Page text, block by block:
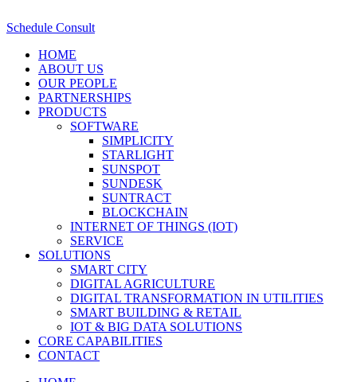
Schedule Consult
HOME
ABOUT US
OUR PEOPLE
PARTNERSHIPS
PRODUCTS
SOFTWARE
SIMPLICITY
STARLIGHT
SUNSPOT
SUNDESK
SUNTRACT
BLOCKCHAIN
INTERNET OF THINGS (IOT)
SERVICE
SOLUTIONS
SMART CITY
DIGITAL AGRICULTURE
DIGITAL TRANSFORMATION IN UTILITIES
SMART BUILDING & RETAIL
IOT & BIG DATA SOLUTIONS
CORE CAPABILITIES
CONTACT